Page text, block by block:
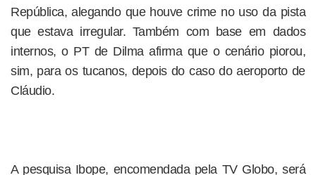
República, alegando que houve crime no uso da pista
que estava irregular. Também com base em dados
internos, o PT de Dilma afirma que o cenário piorou,
sim, para os tucanos, depois do caso do aeroporto de
Cláudio.
A pesquisa Ibope, encomendada pela TV Globo, será